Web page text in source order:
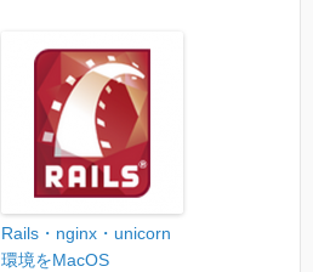
Rails・nginx・unicorn
環境をMacOS